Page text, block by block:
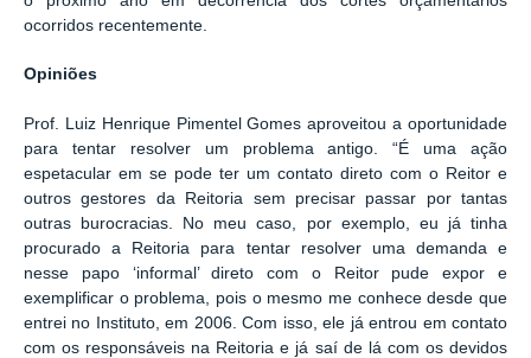
ocorridos recentemente.
Opiniões
Prof. Luiz Henrique Pimentel Gomes aproveitou a oportunidade
para tentar resolver um problema antigo. “É uma ação
espetacular em se pode ter um contato direto com o Reitor e
outros gestores da Reitoria sem precisar passar por tantas
outras burocracias. No meu caso, por exemplo, eu já tinha
procurado a Reitoria para tentar resolver uma demanda e
nesse papo ‘informal’ direto com o Reitor pude expor e
exemplificar o problema, pois o mesmo me conhece desde que
entrei no Instituto, em 2006. Com isso, ele já entrou em contato
com os responsáveis na Reitoria e já saí de lá com os devidos